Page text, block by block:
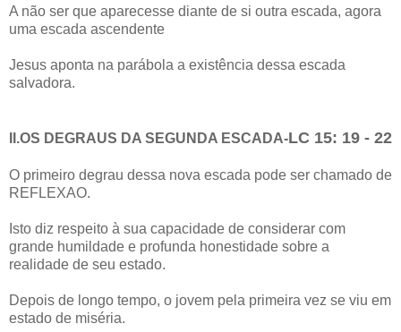
A não ser que aparecesse diante de si outra escada, agora
uma escada ascendente
Jesus aponta na parábola a existência dessa escada
salvadora.
II.OS DEGRAUS DA SEGUNDA ESCADA-LC 15: 19 - 22
O primeiro degrau dessa nova escada pode ser chamado de
REFLEXAO.
Isto diz respeito à sua capacidade de considerar com
grande humildade e profunda honestidade sobre a
realidade de seu estado.
Depois de longo tempo, o jovem pela primeira vez se viu em
estado de miséria.